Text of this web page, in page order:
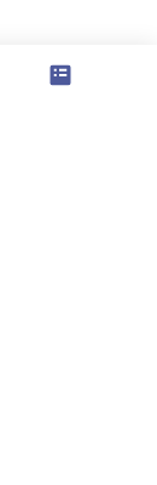
たります。販売促